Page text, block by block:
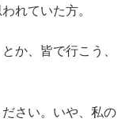
れていた方。
か、皆で行こう、
さい。いや、私の